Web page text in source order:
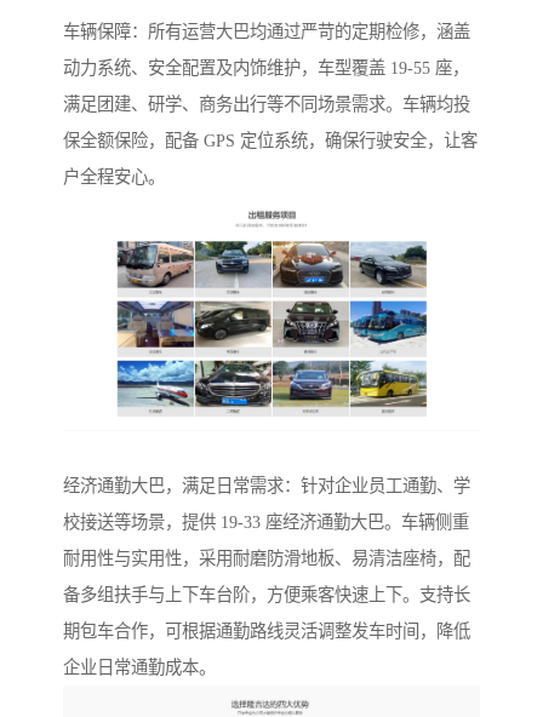
车辆保障：所有运营大巴均通过严苛的定期检修，涵盖
动力系统、安全配置及内饰维护，车型覆盖 19-55 座，
满足团建、研学、商务出行等不同场景需求。车辆均投
保全额保险，配备 GPS 定位系统，确保行驶安全，让客
户全程安心。
经济通勤大巴，满足日常需求：针对企业员工通勤、学
校接送等场景，提供 19-33 座经济通勤大巴。车辆侧重
耐用性与实用性，采用耐磨防滑地板、易清洁座椅，配
备多组扶手与上下车台阶，方便乘客快速上下。支持长
期包车合作，可根据通勤路线灵活调整发车时间，降低
企业日常通勤成本。